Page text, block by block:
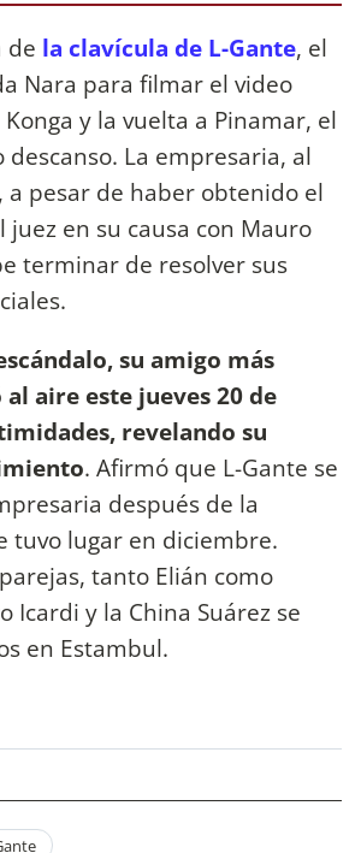
de la clavícula de L-Gante, el
Nara para filmar el video
y la vuelta a Pinamar, el
descanso. La empresaria, al
pesar de haber obtenido el
juez en su causa con Mauro
terminar de resolver sus
su amigo más
aire este jueves 20 de
revelando su
. Afirmó que L-Gante se
después de la
tuvo lugar en diciembre.
tanto Elián como
Icardi y la China Suárez se
en Estambul.